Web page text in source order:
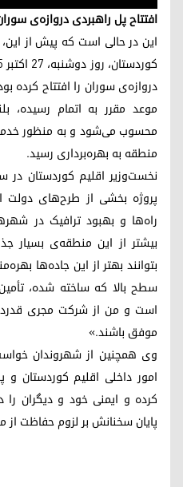
افتتاح پل راهبردی دروازه‌ی
این در حالی است که پیش از این،
دروازه‌ی سوران را افتتاح کرده
موعد مقرر به اتمام رسیده،
محسوب می‌شود و به منظور
منطقه به بهره‌برداری رسید.
نخست‌وزیر اقلیم کوردستان در
پروژه بخشی از طرح‌های دولت
راه‌ها و بهبود ترافیک در
بیشتر از این منطقه‌ی بسیار
بتوانند بهتر از این جاده‌ها
سطح بالا که ساخته شده،
است و من از شرکت مجری
موفق باشند.»
وی همچنین از شهروندان
امور داخلی اقلیم کوردستان و
کرده و ایمنی خود و دیگران را
پایان سخنانش بر لزوم حفاظت